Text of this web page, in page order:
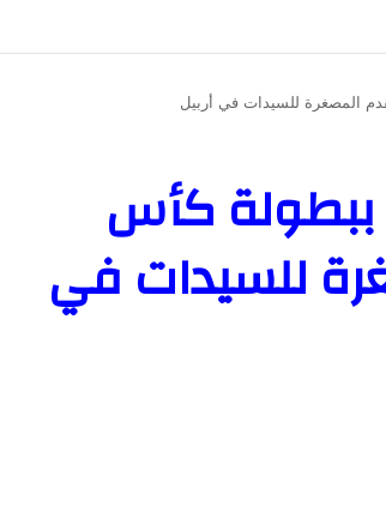
المصغرة للسيدات في أربيل
ببطولة كأس
للسيدات في